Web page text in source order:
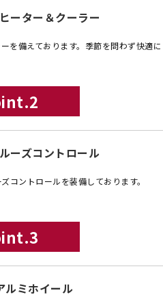
ーター＆クーラー
備えております。季節を問わず快適に
ーズコントロール
コントロールを装備しております。
ルミホイール